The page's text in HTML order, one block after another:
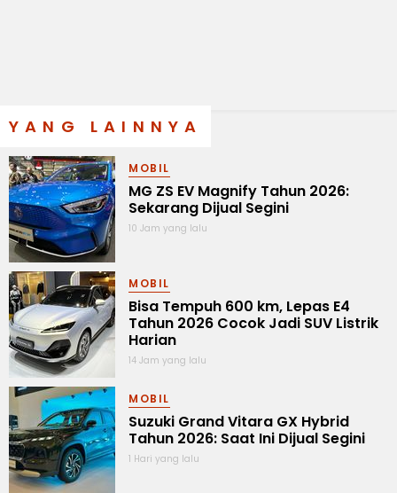
YANG LAINNYA
MOBIL
MG ZS EV Magnify Tahun 2026:
Sekarang Dijual Segini
10 Jam yang lalu
MOBIL
Bisa Tempuh 600 km, Lepas E4
Tahun 2026 Cocok Jadi SUV Listrik
Harian
14 Jam yang lalu
MOBIL
Suzuki Grand Vitara GX Hybrid
Tahun 2026: Saat Ini Dijual Segini
1 Hari yang lalu